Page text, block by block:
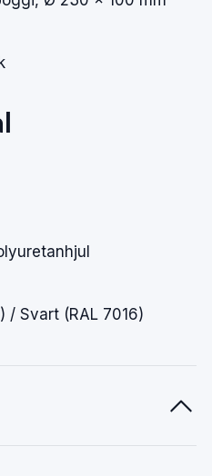
/ Svart (RAL 7016)